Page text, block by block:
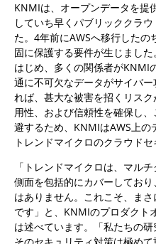
KNMIは、オープンデータを提
していち早くパブリッククラ
た。4年前にAWSへ移行した
固に保護する要件が生じまし
はじめ、多くの関係者がKNMI
通に不可欠なデータがサイバ
れば、甚大な被害を招くリス
用性、および信頼性を確保し
避するため、KNMIはAWS上
トレンドマイクロのクラウド
「トレンドマイクロは、マル
側面を包括的にカバーしてお
はありません。これこそ、ま
です」と、KNMIのプロダクト
は述べています。「私たちの